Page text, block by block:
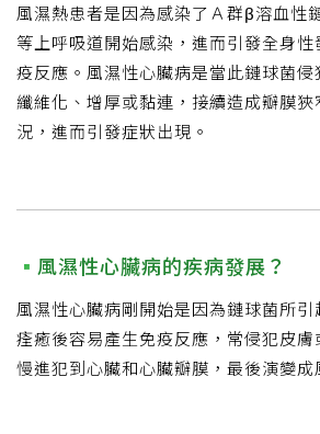
風濕熱患者是因為感染了Ａ群β溶血性
等上呼吸道開始感染，進而引發全身
疫反應。風濕性心臟病是當此鏈球菌
纖維化、增厚或黏連，接續造成瓣膜
況，進而引發症狀出現。
風濕性心臟病的疾病發展？
風濕性心臟病剛開始是因為鏈球菌所
痊癒後容易產生免疫反應，常侵犯皮
慢進犯到心臟和心臟瓣膜，最後演變成